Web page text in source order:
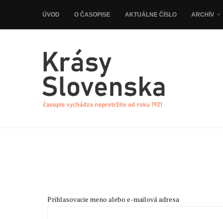
ÚVOD O ČASOPISE AKTUÁLNE ČÍSLO ARCHÍV
Prihlasovacie meno alebo e-mailová adresa